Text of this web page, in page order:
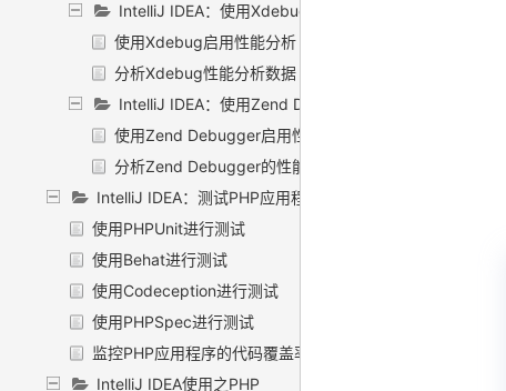
IntelliJ IDEA：使用Xdebug分析PHP应用程序
使用Xdebug启用性能分析
分析Xdebug性能分析数据
IntelliJ IDEA：使用Zend Debugger进行性能分析
使用Zend Debugger启用性能分析
分析Zend Debugger的性能分析数据
IntelliJ IDEA：测试PHP应用程序
使用PHPUnit进行测试
使用Behat进行测试
使用Codeception进行测试
使用PHPSpec进行测试
监控PHP应用程序的代码覆盖率
IntelliJ IDEA使用之PHP